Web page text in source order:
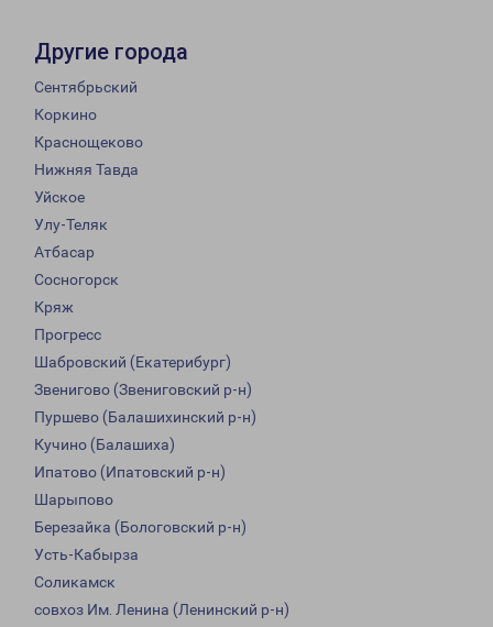
Другие города
Сентябрьский
Коркино
Краснощеково
Нижняя Тавда
Уйское
Улу-Теляк
Атбасар
Сосногорск
Кряж
Прогресс
Шабровский (Екатерибург)
Звенигово (Звениговский р-н)
Пуршево (Балашихинский р-н)
Кучино (Балашиха)
Ипатово (Ипатовский р-н)
Шарыпово
Березайка (Бологовский р-н)
Усть-Кабырза
Соликамск
совхоз Им. Ленина (Ленинский р-н)